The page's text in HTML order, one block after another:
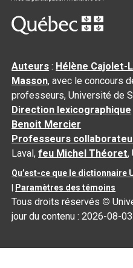
Auteurs : Hélène Cajolet-
Masson, avec le concours
professeurs, Université de
Direction lexicographique
Benoit Mercier
Professeurs
Laval,feu Michel Théoret,
Qu’est-ce que le dictionnaire
Paramètres des témoins
Tous droits réservés ©
jour du contenu :2026-08-03